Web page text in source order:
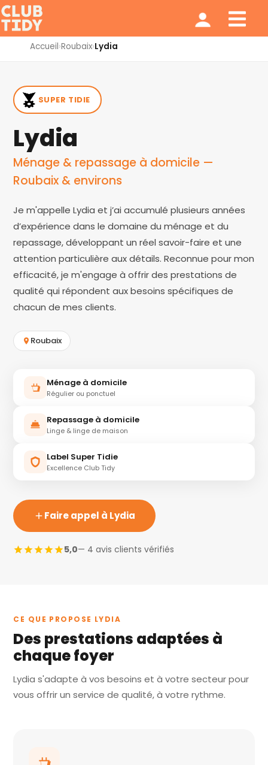
Accueil›Roubaix›Lydia
SUPER TIDIE
Lydia
Ménage & repassage à domicile —
Roubaix & environs
Je m'appelle Lydia et j’ai accumulé plusieurs années
d’expérience dans le domaine du ménage et du
repassage, développant un réel savoir-faire et une
attention particulière aux détails. Reconnue pour mon
efficacité, je m'engage à offrir des prestations de
qualité qui répondent aux besoins spécifiques de
chacun de mes clients.
Roubaix
Ménage à domicile
Régulier ou ponctuel
Repassage à domicile
Linge & linge de maison
Label Super Tidie
Excellence Club Tidy
Faire appel à Lydia
5,0— 4 avis clients vérifiés
CE QUE PROPOSE LYDIA
Des prestations adaptées à
chaque foyer
Lydia s'adapte à vos besoins et à votre secteur pour
vous offrir un service de qualité, à votre rythme.